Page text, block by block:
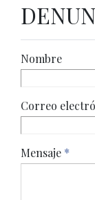
Nombre
Correo
Mensaje *